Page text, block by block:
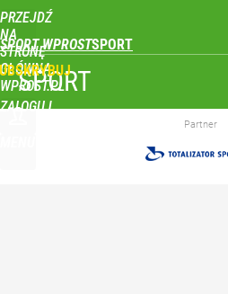
PRZEJDŹ
NA
STRONĘ
GŁÓWNĄ
WPROST.PL
SPORT WPROST
ZALOGUJ
SPORT
Partner